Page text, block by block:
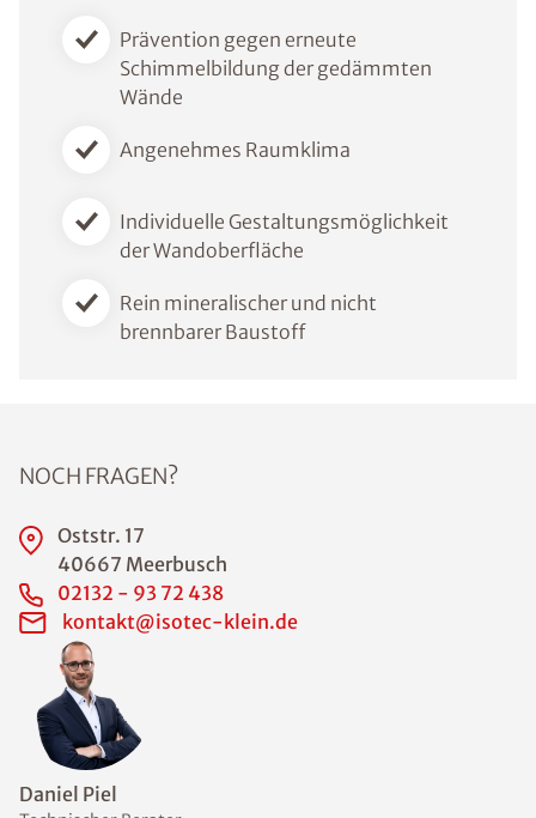
Prävention gegen erneute
Schimmelbildung der gedämmten
Wände
Angenehmes Raumklima
Individuelle Gestaltungsmöglichkeit
der Wandoberfläche
Rein mineralischer und nicht
brennbarer Baustoff
Daniel Piel
NOCH FRAGEN?
Oststr. 17
40667 Meerbusch
02132 - 93 72 438
kontakt@isotec-klein.de